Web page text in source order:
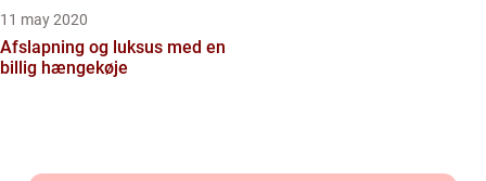
11 may 2020
Afslapning og luksus med en
billig hængekøje